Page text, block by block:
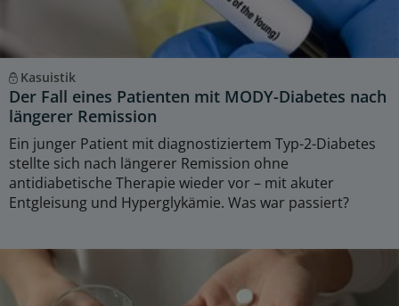
Kasuistik
Der Fall eines Patienten mit MODY-Diabetes nach
längerer Remission
Ein junger Patient mit diagnostiziertem Typ-2-Diabetes
stellte sich nach längerer Remission ohne
antidiabetische Therapie wieder vor – mit akuter
Entgleisung und Hyperglykämie. Was war passiert?